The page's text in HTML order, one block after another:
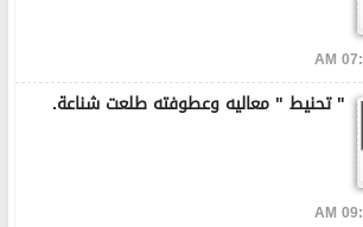
" تحنيط " معاليه وعطوفته طلعت شناعة.